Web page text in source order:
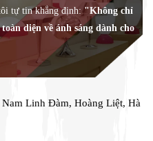
tự tin khẳng định:"Không chỉ
diện về ánh sáng dành cho
Linh Đàm, Hoàng Liệt, Hà